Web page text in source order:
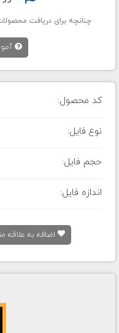
چنانچه برای دریافت
کد محصول:
نوع فایل:
حجم فایل:
اندازه فایل:
اضافه به علاقه